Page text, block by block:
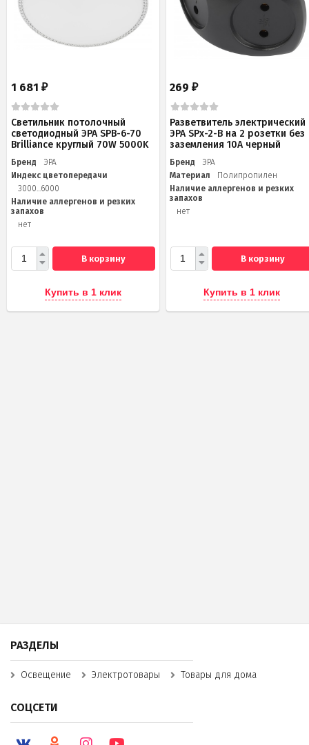
1 681 ₽
Светильник потолочный
светодиодный ЭРА SPB-6-70
Brilliance круглый 70W 5000K
Бренд
ЭРА
Индекс цветопередачи
3000...6000
Наличие аллергенов и резких
запахов
нет
В корзину
Купить в 1 клик
269₽
Разветвитель электрический
ЭРА SPx-2-B на 2 розетки без
заземления 10А черный
Бренд
ЭРА
Материал
Полипропилен
Наличие аллергенов и резких
запахов
нет
В корзину
Купить в 1 клик
РАЗДЕЛЫ
Освещение Электротовары Товары для дома
СОЦСЕТИ